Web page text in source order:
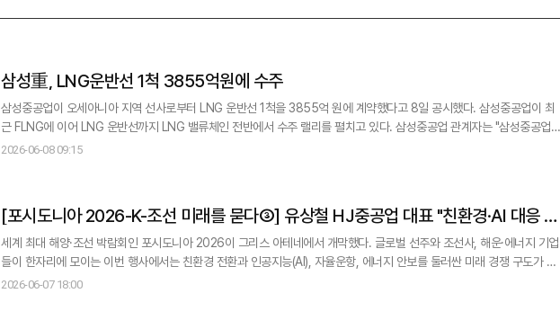
삼성重, LNG운반선 1척 3855억원에 수주
삼성중공업이 오세아니아 지역 선사로부터 LNG 운반선 1척을 3855억 원에 계약했다고 8일 공시했다. 삼성중공업이 최
근 FLNG에 이어 LNG 운반선까지 LNG 밸류체인 전반에서 수주 랠리를 펼치고 있다. 삼성중공업 관계자는 "삼성중공업의
차별화된 LNG 분야 경쟁력이 연이은 수주 성과로 나타나고 있다"고 말하고 "고부가 선종 중심의 선별 수주를 지속하는 한
2026-06-08 09:15
[포시도니아 2026-K-조선 미래를 묻다③] 유상철 HJ중공업 대표 "친환경·AI 대응 못
하면 도태…올해 美 MRO 성과도 기대"
세계 최대 해양·조선 박람회인 포시도니아 2026이 그리스 아테네에서 개막했다. 글로벌 선주와 조선사, 해운·에너지 기업
들이 한자리에 모이는 이번 행사에서는 친환경 전환과 인공지능(AI), 자율운항, 에너지 안보를 둘러싼 미래 경쟁 구도가 집
중 조명될 전망이다. 아주경제는 포시도니아 현장을 직접 찾아 글로벌 시장의 변화 속 K-조선이 마주한 기회와 과제, 미래
2026-06-07 18:00